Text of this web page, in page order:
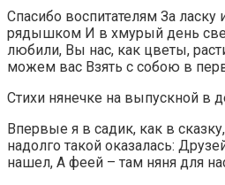
Спасибо воспитателям За
рядышком И в хмурый день
любили, Вы нас, как цветы,
можем вас Взять с собою в
Стихи нянечке на выпускной в
Впервые я в садик, как в
надолго такой оказалась:
нашел, А феей – там няня для